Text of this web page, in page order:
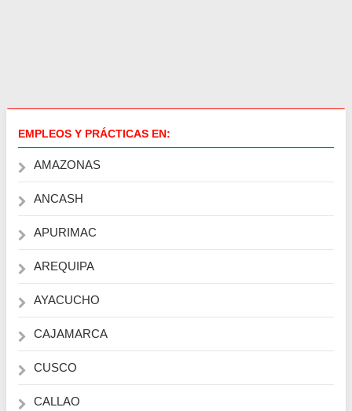
EMPLEOS Y PRÁCTICAS EN:
AMAZONAS
ANCASH
APURIMAC
AREQUIPA
AYACUCHO
CAJAMARCA
CUSCO
CALLAO